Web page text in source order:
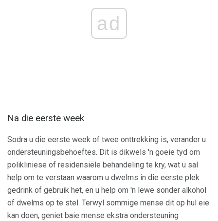
ad
Na die eerste week
Sodra u die eerste week of twee onttrekking is, verander u
ondersteuningsbehoeftes. Dit is dikwels 'n goeie tyd om
polikliniese of residensiële behandeling te kry, wat u sal
help om te verstaan ​​waarom u dwelms in die eerste plek
gedrink of gebruik het, en u help om 'n lewe sonder alkohol
of dwelms op te stel. Terwyl sommige mense dit op hul eie
kan doen, geniet baie mense ekstra ondersteuning